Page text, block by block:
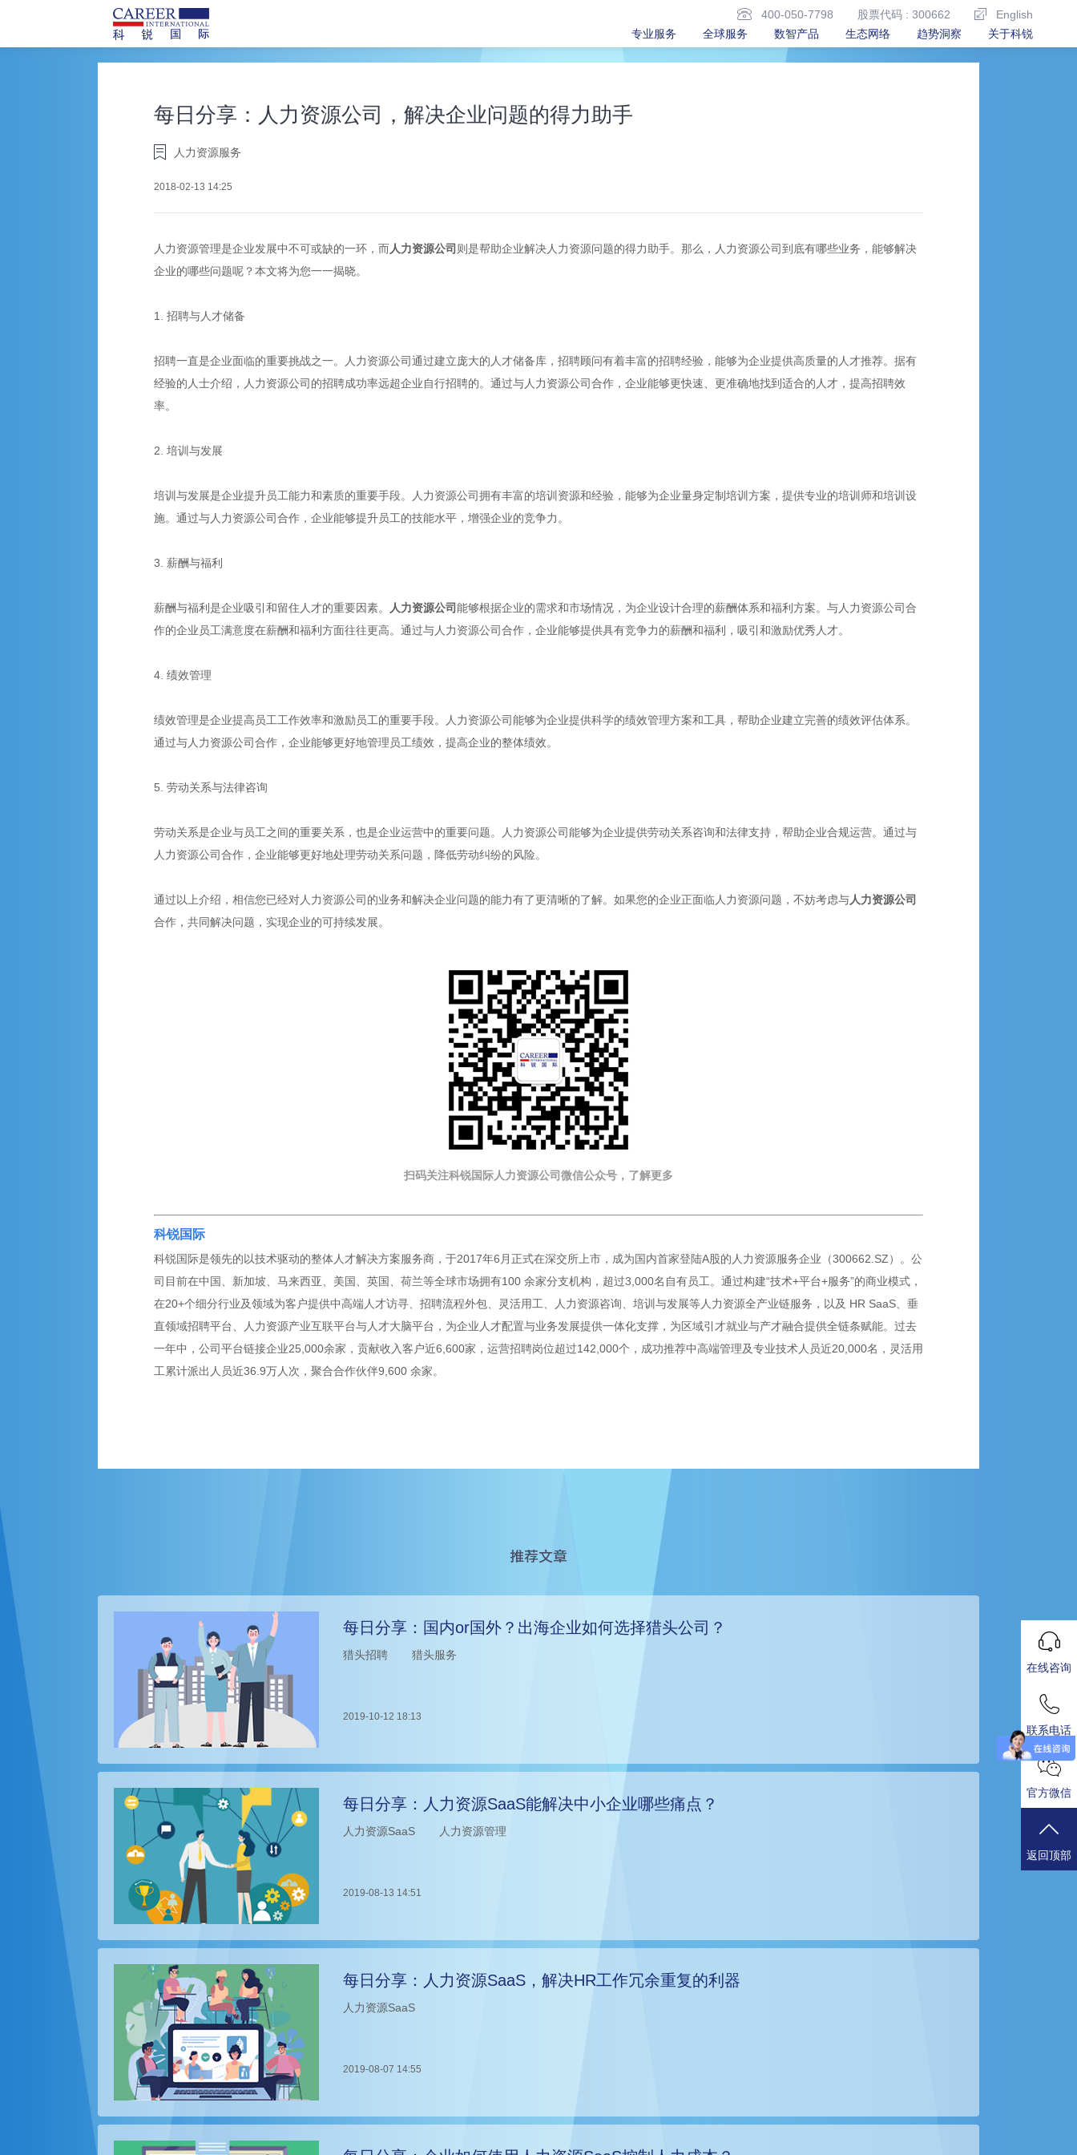
400-050-7798 股票代码 : 300662
English
专业服务
全球服务 数智产品 生态网络 趋势洞察 关于科锐
每日分享：人力资源公司，解决企业问题的得力助手
人力资源服务
2018-02-13 14:25
人力资源管理是企业发展中不可或缺的一环，而人力资源公司 则是帮助企业解决人力资源问题的得力助手。那么，人力资源公司到底有哪些业务，能够解决
企业的哪些问题呢？本文将为您一一揭晓。
1. 招聘与人才储备
招聘一直是企业面临的重要挑战之一。人力资源公司通过建立庞大的人才储备库，招聘顾问有着丰富的招聘经验，能够为企业提供高质量的人才推荐。据有
经验的人士介绍，人力资源公司的招聘成功率远超企业自行招聘的。通过与人力资源公司合作，企业能够更快速、更准确地找到适合的人才，提高招聘效
率。
2. 培训与发展
培训与发展是企业提升员工能力和素质的重要手段。人力资源公司拥有丰富的培训资源和经验，能够为企业量身定制培训方案，提供专业的培训师和培训设
施。通过与人力资源公司合作，企业能够提升员工的技能水平，增强企业的竞争力。
3. 薪酬与福利
薪酬与福利是企业吸引和留住人才的重要因素。 人力资源公司能够根据企业的需求和市场情况，为企业设计合理的薪酬体系和福利方案。与人力资源公司合
作的企业员工满意度在薪酬和福利方面往往更高。通过与人力资源公司合作，企业能够提供具有竞争力的薪酬和福利，吸引和激励优秀人才。
4. 绩效管理
绩效管理是企业提高员工工作效率和激励员工的重要手段。人力资源公司能够为企业提供科学的绩效管理方案和工具，帮助企业建立完善的绩效评估体系。
通过与人力资源公司合作，企业能够更好地管理员工绩效，提高企业的整体绩效。
5. 劳动关系与法律咨询
劳动关系是企业与员工之间的重要关系，也是企业运营中的重要问题。人力资源公司能够为企业提供劳动关系咨询和法律支持，帮助企业合规运营。通过与
人力资源公司合作，企业能够更好地处理劳动关系问题，降低劳动纠纷的风险。
通过以上介绍，相信您已经对人力资源公司的业务和解决企业问题的能力有了更清晰的了解。如果您的企业正面临人力资源问题，不妨考虑与人力资源公司
合作，共同解决问题，实现企业的可持续发展。
扫码关注科锐国际人力资源公司微信公众号，了解更多
科锐国际
科锐国际是领先的以技术驱动的整体人才解决方案服务商，于2017年6月正式在深交所上市，成为国内首家登陆A股的人力资源服务企业（300662.SZ）。公
司目前在中国、新加坡、马来西亚、美国、英国、荷兰等全球市场拥有100 余家分支机构，超过3,000名自有员工。通过构建“技术+平台+服务”的商业模式，
在20+个细分行业及领域为客户提供中高端人才访寻、招聘流程外包、灵活用工、人力资源咨询、培训与发展等人力资源全产业链服务，以及 HR SaaS、垂
直领域招聘平台、人力资源产业互联平台与人才大脑平台，为企业人才配置与业务发展提供一体化支撑，为区域引才就业与产才融合提供全链条赋能。过去
一年中，公司平台链接企业25,000余家，贡献收入客户近6,600家，运营招聘岗位超过142,000个，成功推荐中高端管理及专业技术人员近20,000名，灵活用
工累计派出人员近36.9万人次，聚合合作伙伴9,600 余家。
推荐文章
每日分享：国内or国外？出海企业如何选择猎头公司？
猎头招聘 猎头服务
2019-10-12 18:13
每日分享：人力资源SaaS能解决中小企业哪些痛点？
人力资源SaaS 人力资源管理
2019-08-13 14:51
每日分享：人力资源SaaS，解决HR工作冗余重复的利器
人力资源SaaS
2019-08-07 14:55
在线咨询
联系电话
官方微信
返回顶部